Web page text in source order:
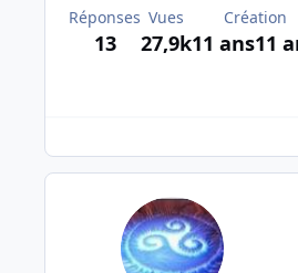
Réponses
13
Vues
27,9k
Création
11 ans11